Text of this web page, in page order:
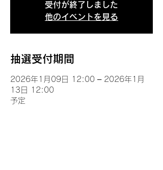
受付が終了しました
他のイベントを見る
抽選受付期間
2026年1月09日 12:00 – 2026年1月
13日 12:00
予定